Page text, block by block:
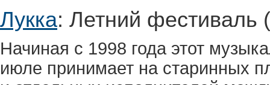
Лукка: Летний фестиваль
Начиная с 1998 года этот
июле принимает на старинных